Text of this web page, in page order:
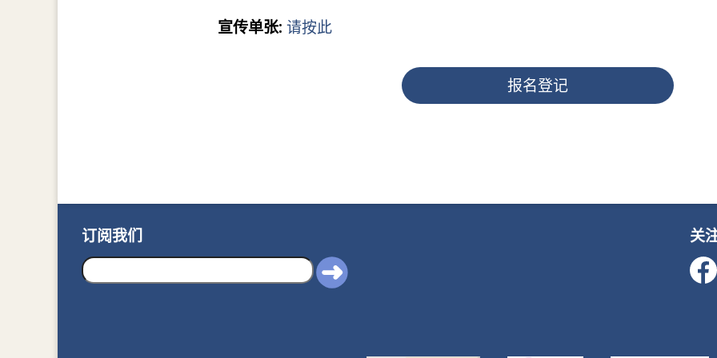
宣传单张: 请按此
报名登记
订阅我们 关